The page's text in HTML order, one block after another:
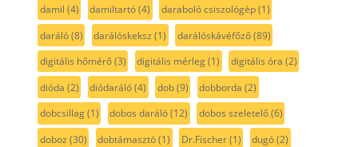
damil (4) damiltartó(4) daraboló csiszológép(1)
daráló(8) darálóskeksz (1) darálóskávéfőző(89)
digitális hőmérő(3) digitális mérleg(1) digitális óra (2)
dióda (2) diódaráló(4) dob(9) dobborda (2)
dobcsillag(1) dobos daráló(12) dobos szeletelő(6)
doboz (30) dobtámasztó(1) Dr.Fischer(1) dugó(2)